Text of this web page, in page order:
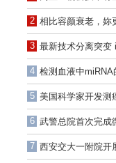
金标准
2 相比容颜衰老，妳
老”！
3 最新技术分离突变
4 检测血液中miRNA
5 美国科学家开发测
6 武警总院首次完成
7 西安交大一附院开